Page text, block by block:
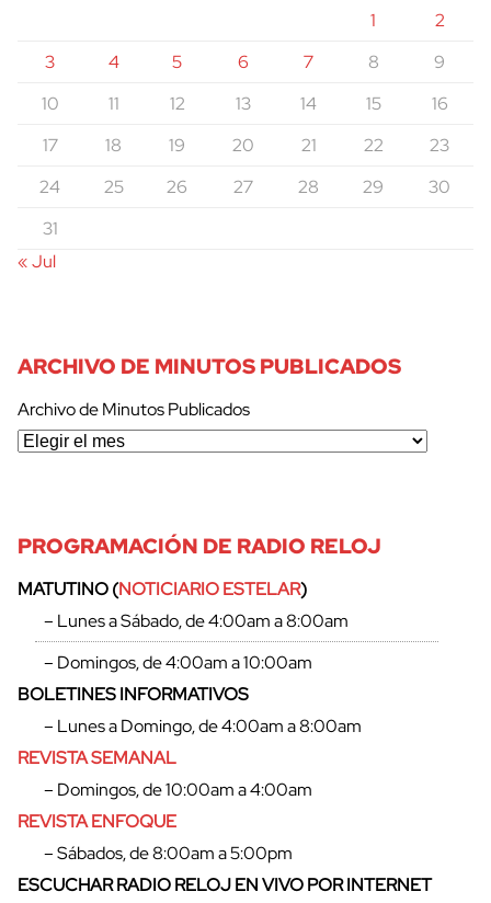
1
2
3
4 5 6 7 8
9
10
11 12 13 14 15
16
17
18 19 20 21 22
23
24
25 26 27 28 29
30
31
« Jul
ARCHIVO DE MINUTOS PUBLICADOS
Archivo de Minutos Publicados
PROGRAMACIÓN DE RADIO RELOJ
MATUTINO (NOTICIARIO ESTELAR)
– Lunes a Sábado, de 4:00am a 8:00am
– Domingos, de 4:00am a 10:00am
BOLETINES INFORMATIVOS
– Lunes a Domingo, de 4:00am a 8:00am
REVISTA SEMANAL
– Domingos, de 10:00am a 4:00am
REVISTA ENFOQUE
– Sábados, de 8:00am a 5:00pm
ESCUCHAR RADIO RELOJ EN VIVO POR INTERNET